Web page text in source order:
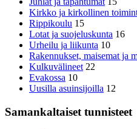
Kirkko ja kirkollinen
Rippikoulu 15
Lotat ja suojeluskunta 16
Urheilu ja liikunta 10
Rakennukset, maisemat ja
Kulkuvälineet 22
Evakossa 10
Uusilla asuinsijoilla 12
Samankaltaiset tunnisteet